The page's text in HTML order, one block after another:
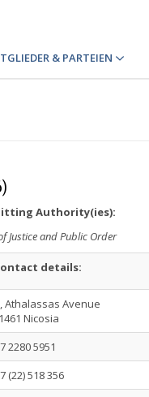
& PARTEIEN
Authority(ies):
Justice and Public Order
details:
Athalassas Avenue
Nicosia
2280 5951
(22) 518 356